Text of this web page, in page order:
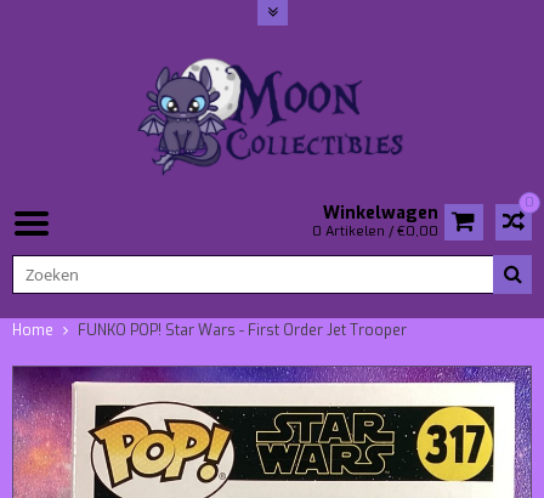
0
Winkelwagen
0 Artikelen / €0,00
Home FUNKO POP! Star Wars - First Order Jet Trooper